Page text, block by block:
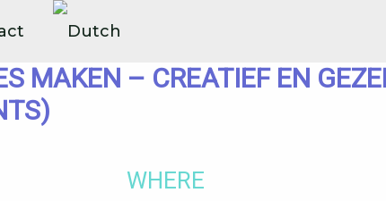
MAKEN – CREATIEF EN
WHERE